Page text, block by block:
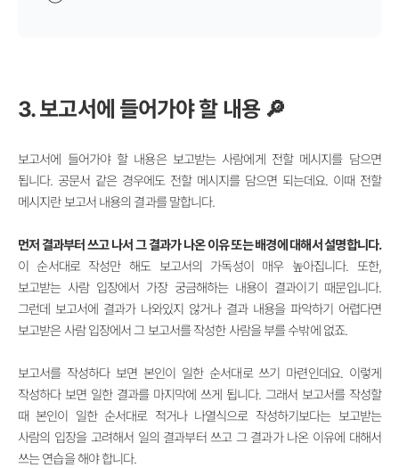
3. 보고서에 들어가야 할 내용 🔎
보고서에 들어가야 할 내용은 보고받는 사람에게 전할 메시지를 담으면
됩니다. 공문서 같은 경우에도 전할 메시지를 담으면 되는데요. 이때 전할
메시지란 보고서 내용의 결과를 말합니다.
먼저 결과부터 쓰고 나서 그 결과가 나온 이유 또는 배경에 대해서 설명합니다.
이 순서대로 작성만 해도 보고서의 가독성이 매우 높아집니다. 또한,
보고받는 사람 입장에서 가장 궁금해하는 내용이 결과이기 때문입니다.
그런데 보고서에 결과가 나와있지 않거나 결과 내용을 파악하기 어렵다면
보고받은 사람 입장에서 그 보고서를 작성한 사람을 부를 수밖에 없죠.
보고서를 작성하다 보면 본인이 일한 순서대로 쓰기 마련인데요. 이렇게
작성하다 보면 일한 결과를 마지막에 쓰게 됩니다. 그래서 보고서를 작성할
때 본인이 일한 순서대로 적거나 나열식으로 작성하기보다는 보고받는
사람의 입장을 고려해서 일의 결과부터 쓰고 그 결과가 나온 이유에 대해서
쓰는 연습을 해야 합니다.